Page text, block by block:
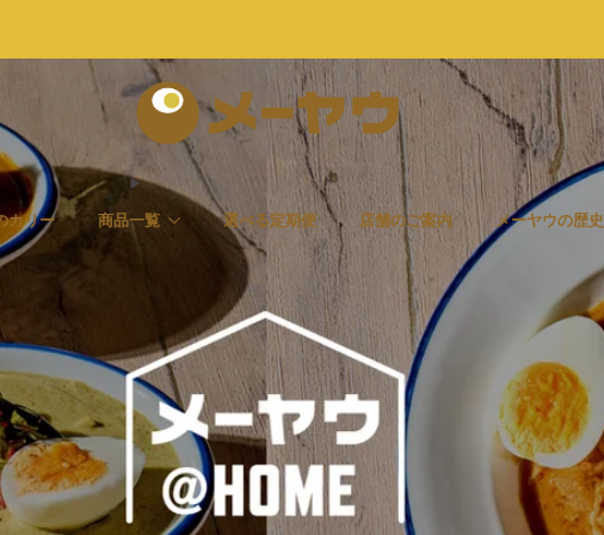
カリー 商品一覧 選べる定期便 店舗のご案内 メーヤウの歴史